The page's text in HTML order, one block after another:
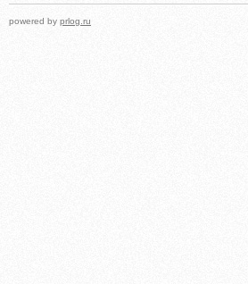
powered by prlog.ru